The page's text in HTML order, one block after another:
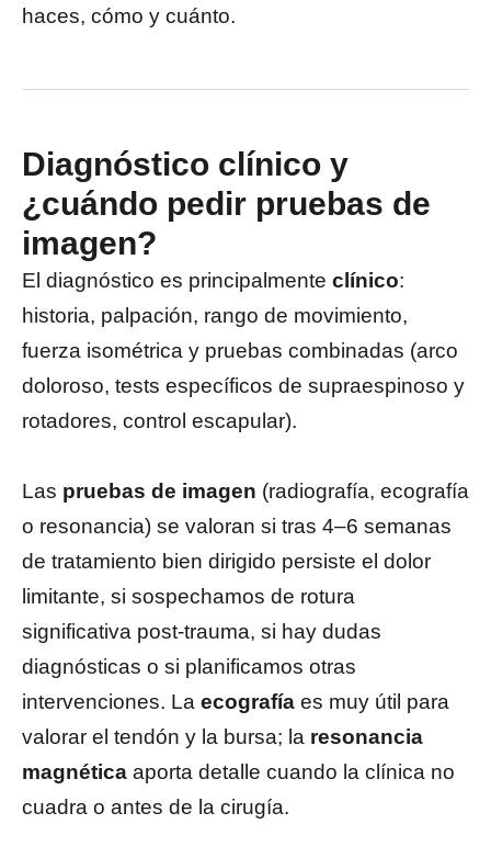
haces, cómo y cuánto.
Diagnóstico clínico y
¿cuándo pedir pruebas de
imagen?
El diagnóstico es principalmente clínico:
historia, palpación, rango de movimiento,
fuerza isométrica y pruebas combinadas (arco
doloroso, tests específicos de supraespinoso y
rotadores, control escapular).
Las pruebas de imagen (radiografía, ecografía
o resonancia) se valoran si tras 4–6 semanas
de tratamiento bien dirigido persiste el dolor
limitante, si sospechamos de rotura
significativa post-trauma, si hay dudas
diagnósticas o si planificamos otras
intervenciones. La ecografía es muy útil para
valorar el tendón y la bursa; la resonancia
magnética aporta detalle cuando la clínica no
cuadra o antes de la cirugía.